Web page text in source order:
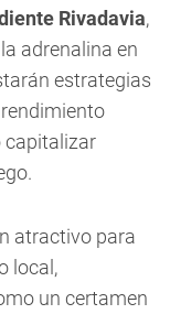
Rivadavia,
adrenalina en
estrategias
rendimiento
capitalizar
atractivo para
local,
un certamen